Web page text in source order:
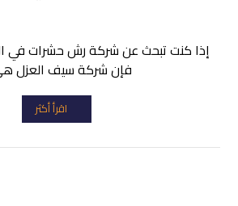
إذا كنت تبحث عن شركة رش حشرات في
فإن شركة سيف العزل
اقرأ أكثر